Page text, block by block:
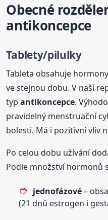
Obecné
antikoncepce
Tablety/pilulky
Tableta obsahuje
ve stejnou dobu. V naší
typantikoncepce.
pravidelný menstruační
bolesti. Má i pozitivní vliv
Po celou dobu užívání
Podle množství hormonů
jednofázové–
(21 dnů estrogen i